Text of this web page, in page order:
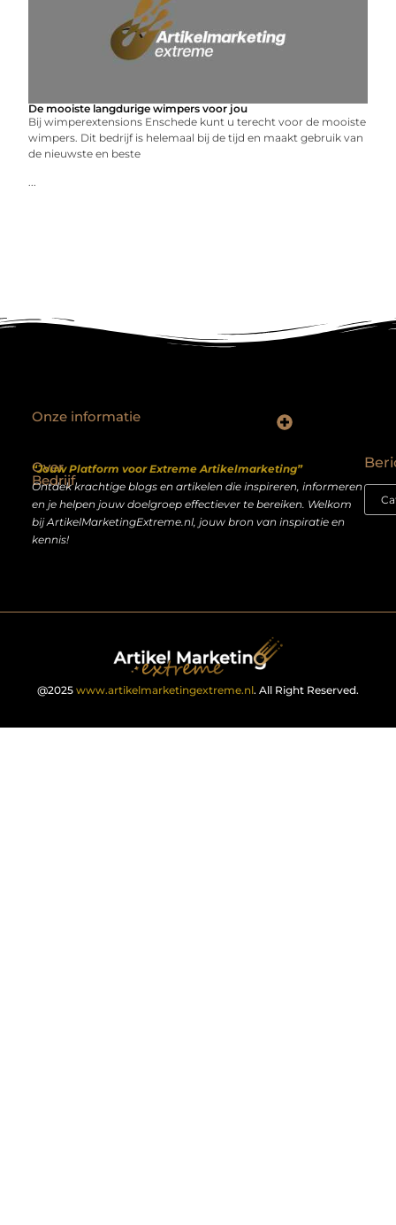
De mooiste langdurige wimpers voor jou
Bij wimperextensions Enschede kunt u terecht voor de mooiste
wimpers. Dit bedrijf is helemaal bij de tijd en maakt gebruik van
de nieuwste en beste
...
Over
Bedrijf
“Jouw Platform voor Extreme Artikelmarketing”
Ontdek krachtige blogs en artikelen die inspireren, informeren
en je helpen jouw doelgroep effectiever te bereiken. Welkom
bij ArtikelMarketingExtreme.nl, jouw bron van inspiratie en
kennis!
Onze informatie
@2025 www.artikelmarketingextreme.nl. All Right Reserved.